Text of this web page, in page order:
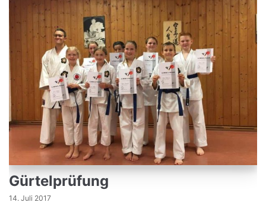
Gürtelprüfung
14. Juli 2017